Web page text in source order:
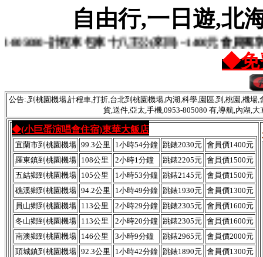
自由行,一日遊,北
計程車 包車 十八王公(來回) ~1400元 會員獨享優惠
◆免
公告:,到桃園機場,計程車,打折,台北到桃園機場,內湖,科學,園區,到,桃園,機場,
貨,送件,亞太,手機,0953-805080 有,導航,內湖,
◆(小巨蛋演唱會住宿)東華大飯店
宜蘭市到桃園機場 99.3公里 1小時54分鐘 跳錶2030元 會員價1400元
羅東鎮到桃園機場 108公里 2小時1分鐘 跳錶2205元 會員價1500元
五結鄉到桃園機場 105公里 1小時53分鐘 跳錶2145元 會員價1500元
礁溪鄉‎到桃園機場 94.2公里 1小時49分鐘 跳錶1930元 會員價1300元
員山鄉到桃園機場 113公里 2小時29分鐘 跳錶2305元 會員價1600元
冬山鄉到桃園機場 113公里 2小時20分鐘 跳錶2305元 會員價1600元
南澳鄉到桃園機場 146公里 3小時9分鐘 跳錶2965元 會員價2000元
頭城鎮到桃園機場 92.3公里 1小時42分鐘 跳錶1890元 會員價1300元